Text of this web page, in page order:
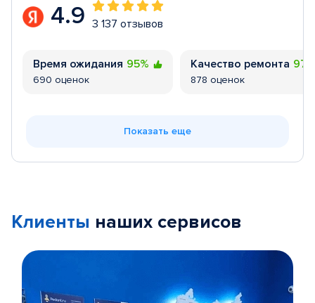
4.9 3 137 отзывов
Время ожидания 95%
690 оценок
Качество ремонта
878 оценок
Показать еще
Клиенты наших сервисов